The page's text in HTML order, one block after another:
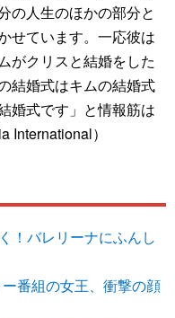
の人生のほかの部分と
せています。一応彼は
がクリスと結婚をした
結婚式はキムの結婚式
婚式です」と情報筋は
International）
！バレリーナにふんし
番組の女王、衝撃の顔